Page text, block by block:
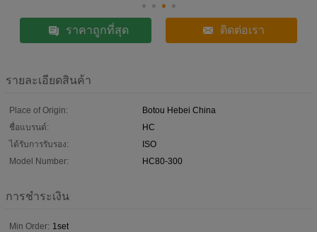
ราคาถูกที่สุด ติดต่อเรา
รายละเอียดสินค้า
Place of Origin:
Botou Hebei China
ชื่อแบรนด์:
HC
ได้รับการรับรอง:
ISO
Model Number:
HC80-300
การชำระเงิน
Min Order: 1set